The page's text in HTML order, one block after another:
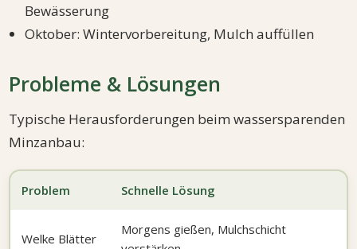
Bewässerung
Oktober: Wintervorbereitung, Mulch auffüllen
Probleme & Lösungen
Typische Herausforderungen beim wassersparenden
Minzanbau:
Problem Schnelle Lösung
Welke Blätter
Morgens gießen, Mulchschicht